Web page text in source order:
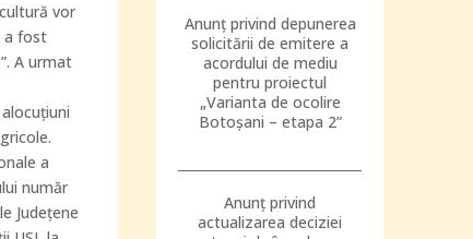
vor
a fost
A urmat
a
număr
Judeţene
Anunț privind depunerea
solicitării de emitere a
acordului de mediu
pentru proiectul
„Varianta de ocolire
Botoșani – etapa 2”
Anunț privind
actualizarea deciziei